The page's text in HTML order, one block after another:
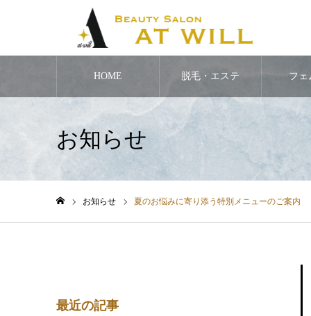
HOME 脱毛・エステ フェ
お知らせ
お知らせ 夏のお悩みに寄り添う特別メニューのご案内
最近の記事